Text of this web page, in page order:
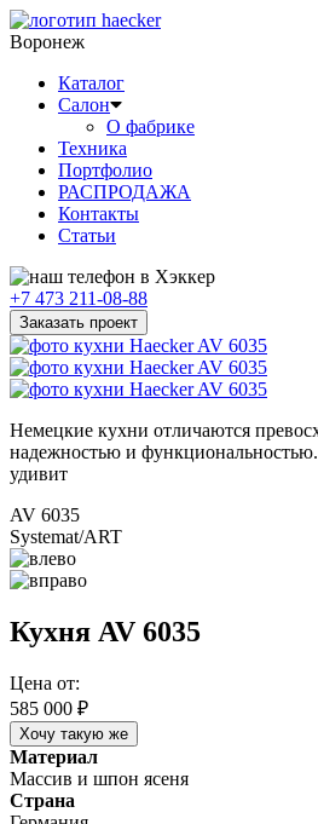
Воронеж
Каталог
Салон
О фабрике
Техника
Портфолио
РАСПРОДАЖА
Контакты
Статьи
+7 473 211-08-88
Заказать проект
Немецкие кухни отличаются
надежностью и
удивит
AV 6035
Systemat/ART
Кухня AV 6035
Цена от:
585 000 ₽
Хочу такую же
Материал
Массив и шпон ясеня
Страна